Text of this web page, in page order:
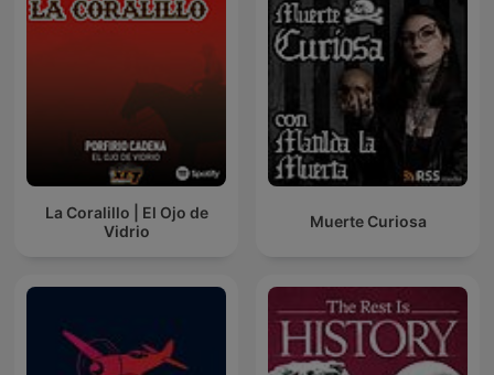
La Coralillo | El Ojo de
Vidrio
Muerte Curiosa